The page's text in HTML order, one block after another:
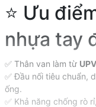
⭐ Ưu
nhựa tay
✅ Thân van làm từ
✅ Đầu nối tiêu chuẩn,
ống.
✅ Khả năng chống rò